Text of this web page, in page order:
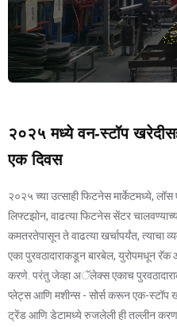
२०२५ मध्ये वन-स्टॉप
एक दिवस
२०२५ च्या उत्साही फिटनेस मार्केटमध्ये,
लिफ्टझोन, वाढत्या फिटनेस सेंटर
कमतरतेपासून ते वाढत्या खर्चापर्यंत,
एका पुरवठादाराकडून बारबेल, युरोपमधून
करणे. परंतु जेव्हा अॅलेक्स एकाच
प्लेट्स आणि मशीन्स - सोर्स करून एक-स्टॉप
ट्रेंड आणि डेटामध्ये रुजलेली ही तल्लीन